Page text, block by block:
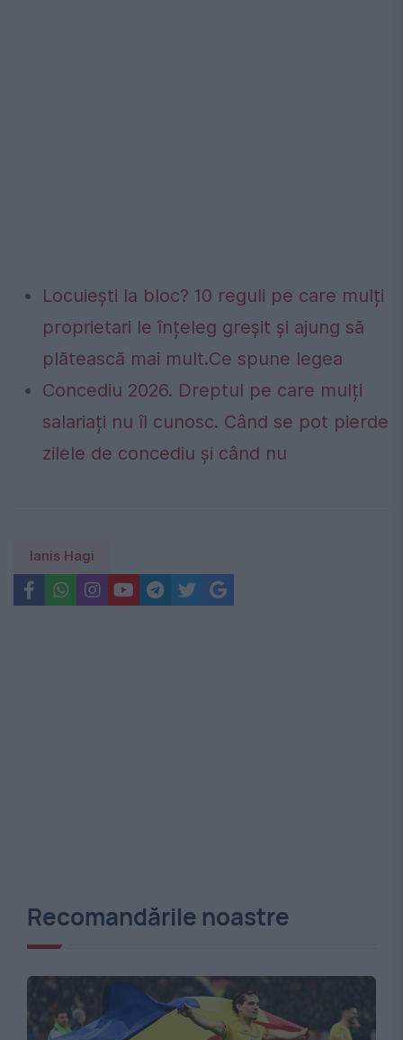
Locuiești la bloc? 10 reguli pe care mulți
proprietari le înțeleg greșit și ajung să
plătească mai mult.Ce spune legea
Concediu 2026. Dreptul pe care mulți
salariați nu îl cunosc. Când se pot pierde
zilele de concediu și când nu
Ianis Hagi
Recomandările noastre